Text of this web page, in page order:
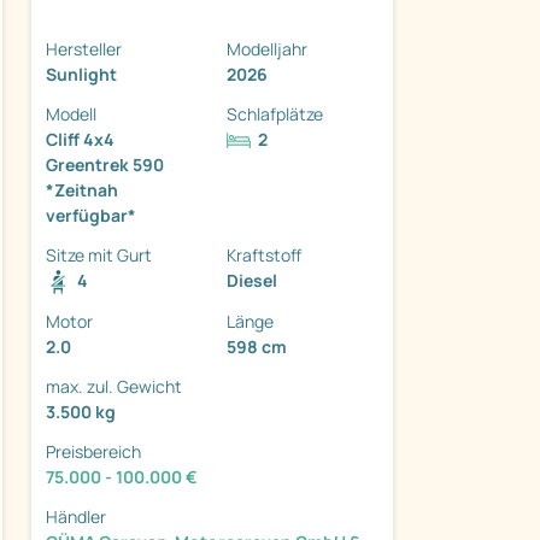
Hersteller
Sunlight
Modelljahr
2026
Modell
Cliff 4x4
Greentrek 590
*Zeitnah
verfügbar*
Schlafplätze
2
Sitze mit Gurt
4
Kraftstoff
Diesel
Motor
2.0
Länge
598 cm
max. zul. Gewicht
3.500 kg
Preisbereich
75.000 - 100.000 €
Händler